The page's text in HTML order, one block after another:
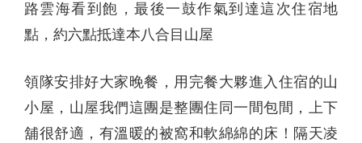
路雲海看到飽，最後一鼓作氣到達這次住宿地
點，約六點抵達本八合目山屋
領隊安排好大家晚餐，用完餐大夥進入住宿的山
小屋，山屋我們這團是整團住同一間包間，上下
舖很舒適，有溫暖的被窩和軟綿綿的床！隔天凌